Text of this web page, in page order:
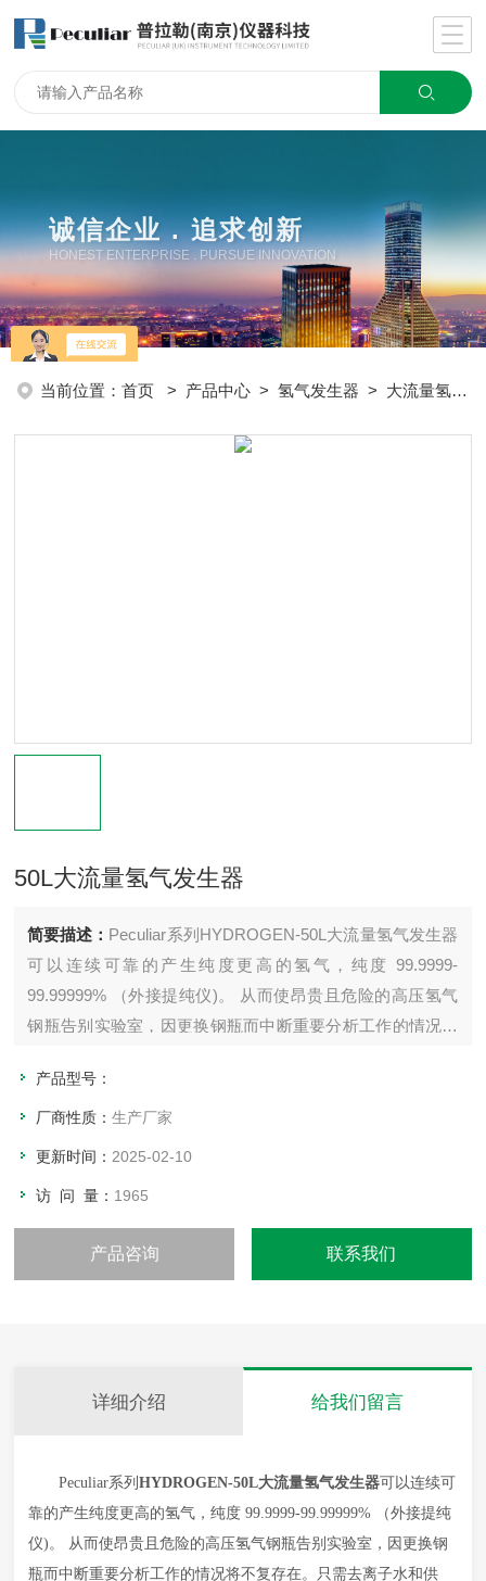
诚信企业 . 追求创新
HONEST ENTERPRISE . PURSUE INNOVATION
当前位置：首页 > 产品中心 >氢气发生器 > 大流量氢气发生器
50L大流量氢气发生器
简要描述： Peculiar系列HYDROGEN-50L大流量氢气发生器
可以连续可靠的产生纯度更高的氢气，纯度 99.9999-
99.99999% （外接提纯仪)。 从而使昂贵且危险的高压氢气
钢瓶告别实验室，因更换钢瓶而中断重要分析工作的情况将
系统，自动补水，成本更低。氢气发生器的安全、简便性能
使其替代了危险的高压氢气钢瓶。
产品型号：
厂商性质：生产厂家
更新时间： 2025-02-10
访 问 量： 1965
产品咨询 联系我们
详细介绍 给我们留言
Peculiar系列HYDROGEN-50L大流量氢气发生器可以连续可
靠的产生纯度更高的氢气，纯度 99.9999-99.99999% （外接提纯
仪)。 从而使昂贵且危险的高压氢气钢瓶告别实验室，因更换钢
瓶而中断重要分析工作的情况将不复存在。只需去离子水和供